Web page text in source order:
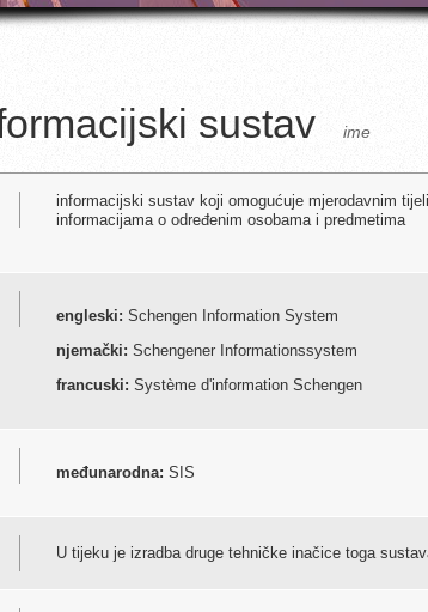
sustav ime
informacijski sustav koji omogućuje mjerodavnim
informacijama o određenim osobama i predmetima
engleski: Schengen Information System
njemački: Schengener Informationssystem
francuski: Système d'information Schengen
međunarodna: SIS
U tijeku je izradba druge tehničke inačice toga